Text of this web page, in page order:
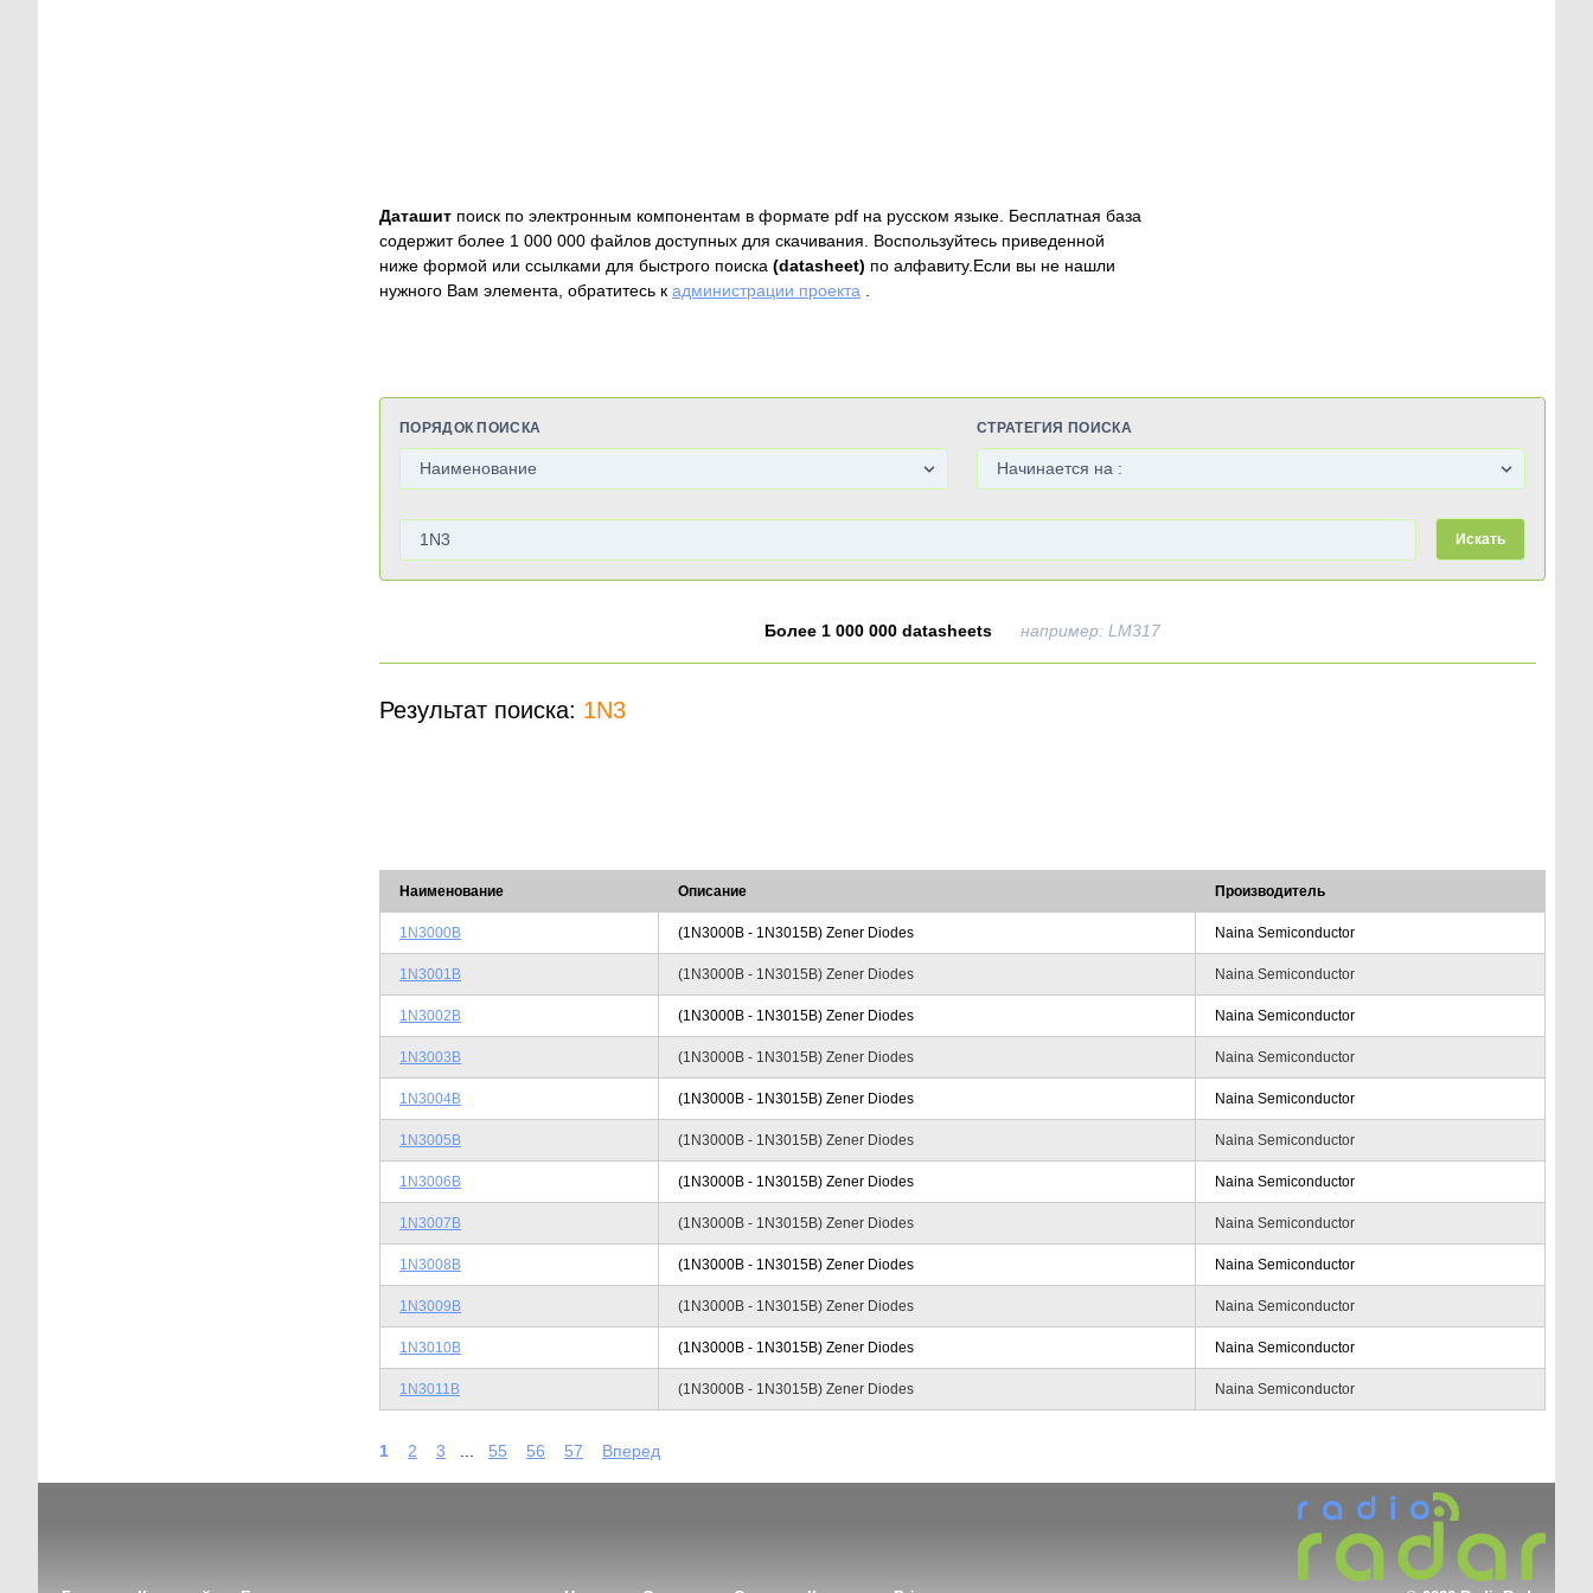
Даташит поиск по электронным компонентам в формате pdf на русском языке. Бесплатная база
содержит более 1 000 000 файлов доступных для скачивания. Воспользуйтесь приведенной
ниже формой или ссылками для быстрого поиска (datasheet) по алфавиту.Если вы не нашли
нужного Вам элемента, обратитесь к администрации проекта .
ПОРЯДОК ПОИСКА СТРАТЕГИЯ ПОИСКА
Искать
Более 1 000 000 datasheets например: LM317
Результат поиска: 1N3
Наименование Описание Производитель
1N3000B (1N3000B - 1N3015B) Zener Diodes Naina Semiconductor
1N3001B (1N3000B - 1N3015B) Zener Diodes Naina Semiconductor
1N3002B (1N3000B - 1N3015B) Zener Diodes Naina Semiconductor
1N3003B (1N3000B - 1N3015B) Zener Diodes Naina Semiconductor
1N3004B (1N3000B - 1N3015B) Zener Diodes Naina Semiconductor
1N3005B (1N3000B - 1N3015B) Zener Diodes Naina Semiconductor
1N3006B (1N3000B - 1N3015B) Zener Diodes Naina Semiconductor
1N3007B (1N3000B - 1N3015B) Zener Diodes Naina Semiconductor
1N3008B (1N3000B - 1N3015B) Zener Diodes Naina Semiconductor
1N3009B (1N3000B - 1N3015B) Zener Diodes Naina Semiconductor
1N3010B (1N3000B - 1N3015B) Zener Diodes Naina Semiconductor
1N3011B (1N3000B - 1N3015B) Zener Diodes Naina Semiconductor
1 2 3 ... 55 56 57 Вперед